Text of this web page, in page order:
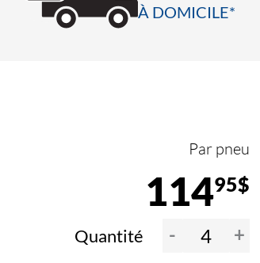
À DOMICILE*
Par pneu
11495$
Quantité - +